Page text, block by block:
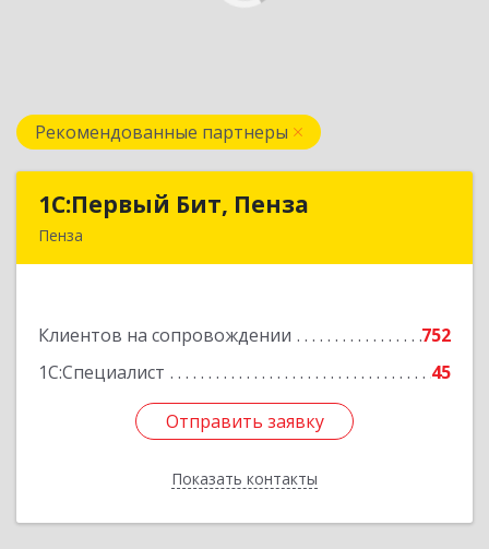
Рекомендованные партнеры
1С:Первый Бит, Пенза
Пенза
Клиентов на сопровождении
752
1С:Специалист
45
Отправить заявку
Показать контакты
1С:Первый Бит, Пенза
Подробнее
Отправить заявку
Назад